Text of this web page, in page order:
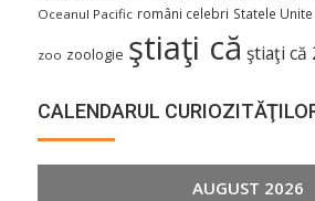
Oceanul Pacific români celebri Statele
zoo zoologie ştiaţi că ştiaţi că
CALENDARUL
AUGUST 2026